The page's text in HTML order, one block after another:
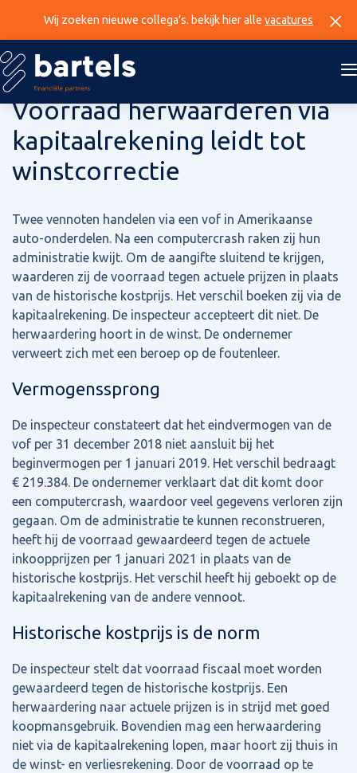
Wij zoeken nieuwe collega’s. bekijk hier alle vacatures
4 juni 2026
Voorraad herwaarderen via
kapitaalrekening leidt tot
winstcorrectie
Twee vennoten handelen via een vof in Amerikaanse
auto-onderdelen. Na een computercrash raken zij hun
administratie kwijt. Om de aangifte sluitend te krijgen,
waarderen zij de voorraad tegen actuele prijzen in plaats
van de historische kostprijs. Het verschil boeken zij via de
kapitaalrekening. De inspecteur accepteert dit niet. De
herwaardering hoort in de winst. De ondernemer
verweert zich met een beroep op de foutenleer.
Vermogenssprong
De inspecteur constateert dat het eindvermogen van de
vof per 31 december 2018 niet aansluit bij het
beginvermogen per 1 januari 2019. Het verschil bedraagt
€ 219.384. De ondernemer verklaart dat dit komt door
een computercrash, waardoor veel gegevens verloren zijn
gegaan. Om de administratie te kunnen reconstrueren,
heeft hij de voorraad gewaardeerd tegen de actuele
inkoopprijzen per 1 januari 2021 in plaats van de
historische kostprijs. Het verschil heeft hij geboekt op de
kapitaalrekening van de andere vennoot.
Historische kostprijs is de norm
De inspecteur stelt dat voorraad fiscaal moet worden
gewaardeerd tegen de historische kostprijs. Een
herwaardering naar actuele prijzen is in strijd met goed
koopmansgebruik. Bovendien mag een herwaardering
niet via de kapitaalrekening lopen, maar hoort zij thuis in
de winst- en verliesrekening. Door de voorraad op te